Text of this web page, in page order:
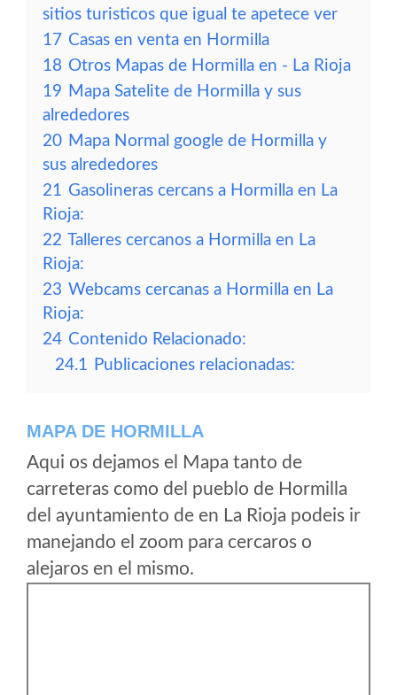
sitios turisticos que igual te apetece ver
17 Casas en venta en Hormilla
18 Otros Mapas de Hormilla en - La Rioja
19 Mapa Satelite de Hormilla y sus
alrededores
20 Mapa Normal google de Hormilla y
sus alrededores
21 Gasolineras cercans a Hormilla en La
Rioja:
22 Talleres cercanos a Hormilla en La
Rioja:
23 Webcams cercanas a Hormilla en La
Rioja:
24 Contenido Relacionado:
24.1 Publicaciones relacionadas:
MAPA DE HORMILLA
Aqui os dejamos el Mapa tanto de
carreteras como del pueblo de Hormilla
del ayuntamiento de en La Rioja podeis ir
manejando el zoom para cercaros o
alejaros en el mismo.